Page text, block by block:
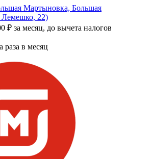
Мартыновка, Большая
22)
₽ за месяц, до вычета налогов
в месяц